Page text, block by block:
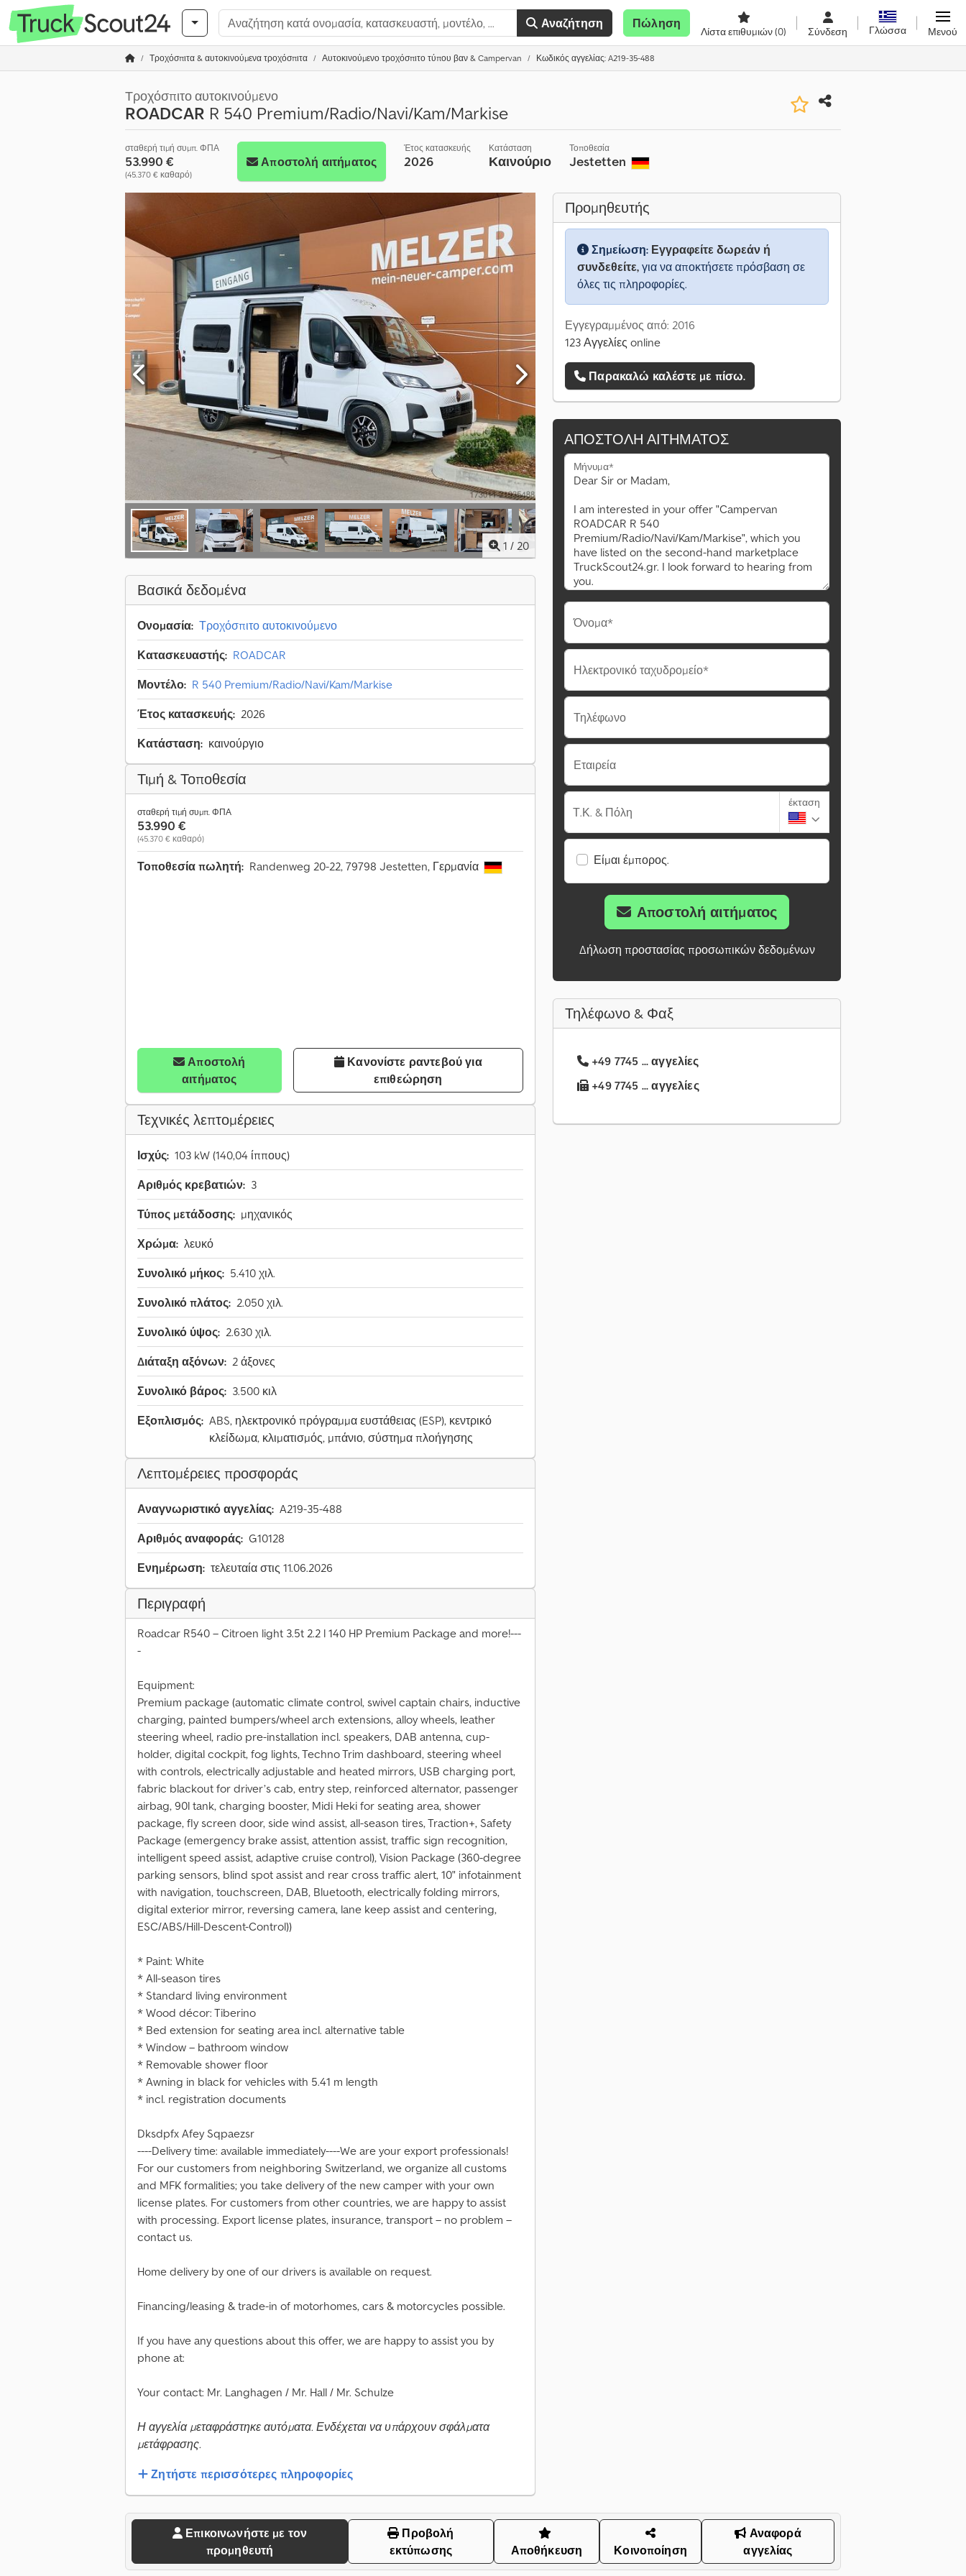
Αναζήτηση Πώληση
Λίστα επιθυμιών(0) Σύνδεση Γλώσσα Μενού
Τροχόσπιτα & αυτοκινούμενα τροχόσπιτα Αυτοκινούμενο τροχόσπιτο τύπου βαν & Campervan Κωδικός αγγελίας: A219-35-488
Τροχόσπιτο αυτοκινούμενο
ROADCAR R 540 Premium/Radio/Navi/Kam/Markise
σταθερή τιμή συμπ. ΦΠΑ
53.990 €
(45.370 € καθαρό)
Αποστολή αιτήματος
Έτος κατασκευής
2026
Κατάσταση
Καινούριο
Τοποθεσία
Jestetten
1 / 20
Βασικά δεδομένα
Ονομασία: Τροχόσπιτο αυτοκινούμενο
Κατασκευαστής: ROADCAR
Μοντέλο: R 540 Premium/Radio/Navi/Kam/Markise
Έτος κατασκευής: 2026
Κατάσταση: καινούργιο
Τιμή & Τοποθεσία
σταθερή τιμή συμπ. ΦΠΑ
53.990 €
(45.370 € καθαρό)
Τοποθεσία πωλητή: Randenweg 20-22, 79798 Jestetten, Γερμανία
Αποστολή
αιτήματος
επιθεώρηση
Τεχνικές λεπτομέρειες
Ισχύς: 103 kW (140,04 ίππους)
Αριθμός κρεβατιών: 3
Τύπος μετάδοσης: μηχανικός
Χρώμα: λευκό
Συνολικό μήκος: 5.410 χιλ.
Συνολικό πλάτος: 2.050 χιλ.
Συνολικό ύψος: 2.630 χιλ.
Διάταξη αξόνων: 2 άξονες
Συνολικό βάρος: 3.500 κιλ
Εξοπλισμός: ABS, ηλεκτρονικό πρόγραμμα ευστάθειας (ESP), κεντρικό
κλείδωμα, κλιματισμός, μπάνιο, σύστημα πλοήγησης
Λεπτομέρειες προσφοράς
Αναγνωριστικό αγγελίας: A219-35-488
Αριθμός αναφοράς: G10128
Ενημέρωση: τελευταία στις 11.06.2026
Περιγραφή
Roadcar R540 – Citroen light 3.5t 2.2 l 140 HP Premium Package and more!---
-
Equipment:
Premium package (automatic climate control, swivel captain chairs, inductive
charging, painted bumpers/wheel arch extensions, alloy wheels, leather
steering wheel, radio pre-installation incl. speakers, DAB antenna, cup-
holder, digital cockpit, fog lights, Techno Trim dashboard, steering wheel
with controls, electrically adjustable and heated mirrors, USB charging port,
fabric blackout for driver’s cab, entry step, reinforced alternator, passenger
airbag, 90l tank, charging booster, Midi Heki for seating area, shower
package, fly screen door, side wind assist, all-season tires, Traction+, Safety
Package (emergency brake assist, attention assist, traffic sign recognition,
intelligent speed assist, adaptive cruise control), Vision Package (360-degree
parking sensors, blind spot assist and rear cross traffic alert, 10" infotainment
with navigation, touchscreen, DAB, Bluetooth, electrically folding mirrors,
digital exterior mirror, reversing camera, lane keep assist and centering,
ESC/ABS/Hill-Descent-Control))
* Paint: White
* All-season tires
* Standard living environment
* Wood décor: Tiberino
* Bed extension for seating area incl. alternative table
* Window – bathroom window
* Removable shower floor
* Awning in black for vehicles with 5.41 m length
* incl. registration documents
Dksdpfx Afey Sqpaezsr
----Delivery time: available immediately----We are your export professionals!
For our customers from neighboring Switzerland, we organize all customs
and MFK formalities; you take delivery of the new camper with your own
license plates. For customers from other countries, we are happy to assist
with processing. Export license plates, insurance, transport – no problem –
contact us.
Home delivery by one of our drivers is available on request.
Financing/leasing & trade-in of motorhomes, cars & motorcycles possible.
If you have any questions about this offer, we are happy to assist you by
phone at:
Your contact: Mr. Langhagen / Mr. Hall / Mr. Schulze
Η αγγελία μεταφράστηκε αυτόματα. Ενδέχεται να υπάρχουν σφάλματα
μετάφρασης.
Ζητήστε περισσότερες πληροφορίες
Προμηθευτής
Σημείωση: Εγγραφείτε δωρεάν ή
συνδεθείτε, για να αποκτήσετε πρόσβαση σε
όλες τις πληροφορίες.
Εγγεγραμμένος από: 2016
123 Αγγελίες online
Παρακαλώ καλέστε με πίσω.
ΑΠΟΣΤΟΛΉ ΑΙΤΉΜΑΤΟΣ
Μήνυμα*
Όνομα*
Ηλεκτρονικό ταχυδρομείο*
Τηλέφωνο
Εταιρεία
Τ.Κ. & Πόλη
έκταση
Είμαι έμπορος.
Αποστολή αιτήματος
Δήλωση προστασίας προσωπικών δεδομένων
Τηλέφωνο & Φαξ
+49 7745 ... αγγελίες
+49 7745 ... αγγελίες
Επικοινωνήστε με τον
προμηθευτή
Προβολή
εκτύπωσης
Αποθήκευση Κοινοποίηση
Αναφορά
αγγελίας